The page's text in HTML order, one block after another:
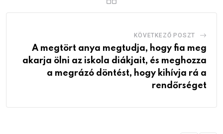
KÖVETKEZŐ POSZT
A megtört anya megtudja, hogy fia meg
akarja ölni az iskola diákjait, és meghozza
a megrázó döntést, hogy kihívja rá a
rendőrséget